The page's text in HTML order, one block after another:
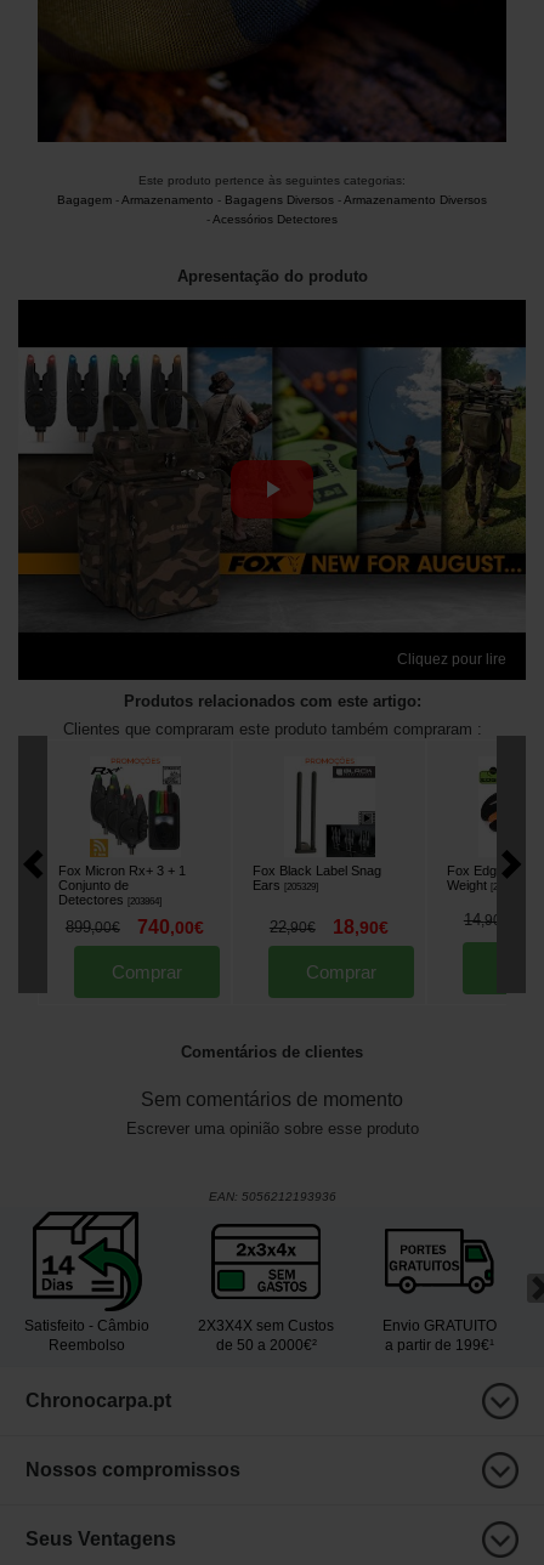
Este produto pertence às seguintes categorias:
Bagagem -Armazenamento - Bagagens Diversos -Armazenamento Diversos
-Acessórios Detectores
Apresentação do produto
Cliquez pour lire
Produtos relacionados com este artigo:
Clientes que compraram este produto também compraram :
Fox Micron Rx+ 3 + 1
Conjunto de
Detectores
[203864]
899,00€ 740,00€
Comprar
Fox Black Label Snag
Ears
[205329]
22,90€ 18,90€
Comprar
Fox Edges
Weight [211009A
14,90
Comentários de clientes
Sem comentários de momento
Escrever uma opinião sobre esse produto
EAN: 5056212193936
Satisfeito - Câmbio
Reembolso
2X3X4X sem Custos
de 50 a 2000€²
Envio GRATUITO
a partir de 199€¹
Chronocarpa.pt
Nossos compromissos
Seus Ventagens